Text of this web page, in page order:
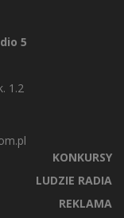
5
1.2
KONKURSY
LUDZIE RADIA
REKLAMA